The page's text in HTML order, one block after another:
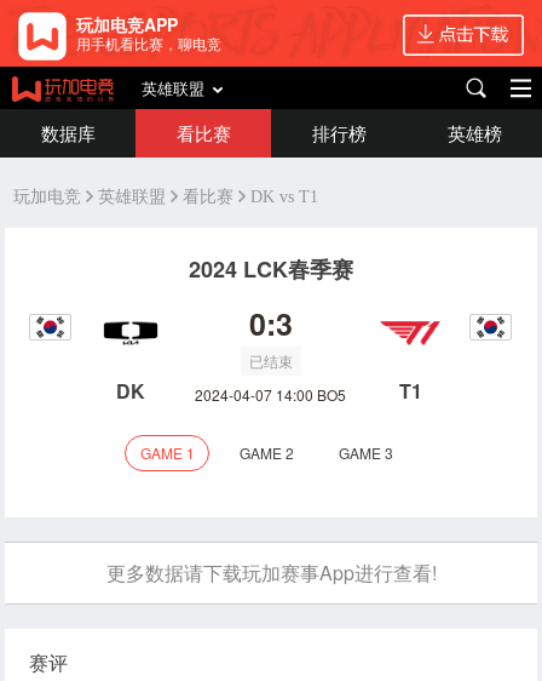
玩加电竞APP
用手机看比赛，聊电竞
英雄联盟
数据库 看比赛 排行榜 英雄榜
玩加电竞 英雄联盟 看比赛 DK vs T1
2024 LCK春季赛
DK
0:3
已结束
2024-04-07 14:00 BO5
T1
GAME 1 GAME 2 GAME 3
更多数据请下载玩加赛事App进行查看!
赛评